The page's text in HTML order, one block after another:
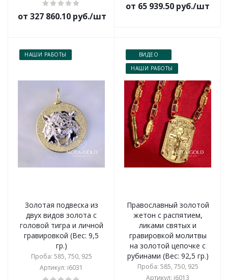
от 327 860.10 руб./шт
от 65 939.50 руб./шт
НАШИ РАБОТЫ
Золотая подвеска из
двух видов золота с
головой тигра и личной
гравировкой (Вес: 9,5
гр.)
Проба: 585, 750, 925
Артикул: i6031
ВИДЕО
НАШИ РАБОТЫ
Православный золотой
жетон с распятием,
ликами святых и
гравировкой молитвы
на золотой цепочке с
рубинами (Вес: 92,5 гр.)
Проба: 585, 750, 925
Артикул: i6013